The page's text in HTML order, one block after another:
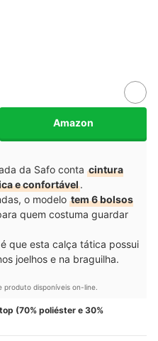
Amazon
da Safo conta cintura
e confortável.
o modelo tem 6 bolsos
quem costuma guardar
que esta calça tática possui
joelhos e na braguilha.
disponíveis on-line.
(70% poliéster e 30%